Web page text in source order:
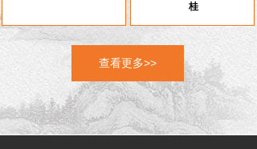
查看更多>>
桂